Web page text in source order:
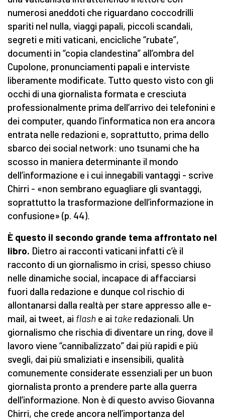
numerosi aneddoti che riguardano coccodrilli
spariti nel nulla, viaggi papali, piccoli scandali,
segreti e miti vaticani, encicliche “rubate”,
documenti in “copia clandestina” all’ombra del
Cupolone, pronunciamenti papali e interviste
liberamente modificate. Tutto questo visto con gli
occhi di una giornalista formata e cresciuta
professionalmente prima dell’arrivo dei telefonini e
dei computer, quando l’informatica non era ancora
entrata nelle redazioni e, soprattutto, prima dello
sbarco dei social network: uno tsunami che ha
scosso in maniera determinante il mondo
dell’informazione e i cui innegabili vantaggi - scrive
Chirri - «non sembrano eguagliare gli svantaggi,
soprattutto la trasformazione dell’informazione in
confusione» (p. 44).
È questo il secondo grande tema affrontato nel
libro. Dietro ai racconti vaticani infatti c’è il
racconto di un giornalismo in crisi, spesso chiuso
nelle dinamiche social, incapace di affacciarsi
fuori dalla redazione e dunque col rischio di
allontanarsi dalla realtà per stare appresso alle e-
mail, ai tweet, ai flash e ai take redazionali. Un
giornalismo che rischia di diventare un ring, dove il
lavoro viene “cannibalizzato” dai più rapidi e più
svegli, dai più smaliziati e insensibili, qualità
comunemente considerate essenziali per un buon
giornalista pronto a prendere parte alla guerra
dell’informazione. Non è di questo avviso Giovanna
Chirri, che crede ancora nell’importanza del